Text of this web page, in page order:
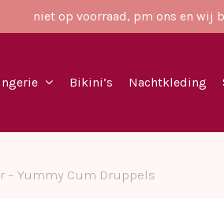
niet op voorraad, pm ons en wij
Bikini’s Nachtkleding
– Yummy Cum Druppels